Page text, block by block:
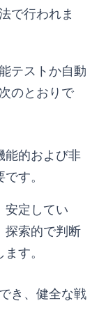
で行われま
テストか自動
のとおりで
能的および非
す。
定してい
探索的で判断
す。
き、健全な戦